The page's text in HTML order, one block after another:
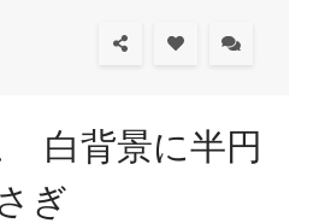
白背景に半円
ぎ